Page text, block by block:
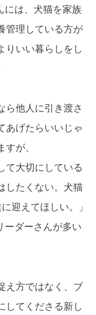
には、犬猫を家族
管理している方が
りいい暮らしをし
ら他人に引き渡さ
あげたらいいじゃ
が、
て大切にしている
したくない。犬猫
迎えてほしい。」
ーダーさんが多い
え方ではなく、ブ
してくださる新し